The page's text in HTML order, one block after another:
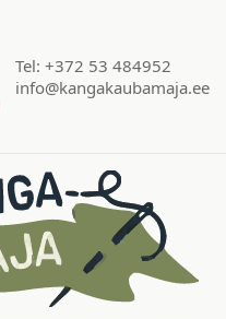
Tel: +372 53 484952
info@kangakaubamaja.ee